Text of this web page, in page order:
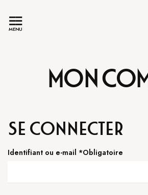
MENU
Mon
Se connecter
Identifiant ou e-mail *Obligatoire